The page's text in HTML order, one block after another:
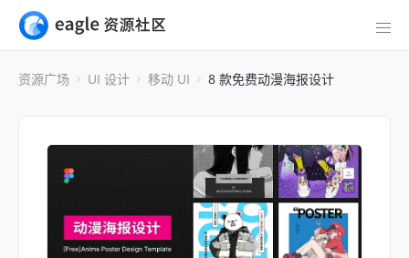
资源广场 UI 设计 移动 UI 8 款免费动漫海报设计